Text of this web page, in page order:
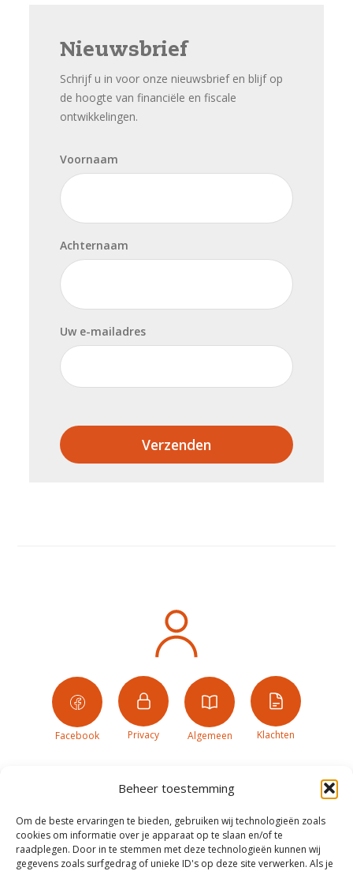
Beheer toestemming
Om de beste ervaringen te bieden, gebruiken wij technologieën zoals
cookies om informatie over je apparaat op te slaan en/of te
raadplegen. Door in te stemmen met deze technologieën kunnen wij
gegevens zoals surfgedrag of unieke ID's op deze site verwerken. Als je
Nieuwsbrief
Schrijf u in voor onze nieuwsbrief en blijf op
de hoogte van financiële en fiscale
ontwikkelingen.
Voornaam
Achternaam
Uw e-mailadres
Verzenden
Facebook Privacy Algemeen Klachten